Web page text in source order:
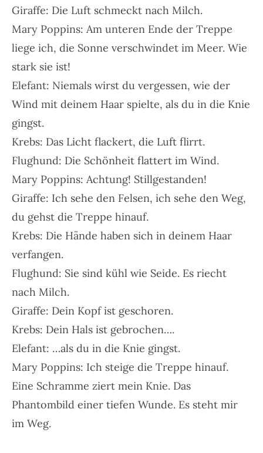
Giraffe: Die Luft schmeckt nach Milch.
Mary Poppins: Am unteren Ende der Treppe
liege ich, die Sonne verschwindet im Meer. Wie
stark sie ist!
Elefant: Niemals wirst du vergessen, wie der
Wind mit deinem Haar spielte, als du in die Knie
gingst.
Krebs: Das Licht flackert, die Luft flirrt.
Flughund: Die Schönheit flattert im Wind.
Mary Poppins: Achtung! Stillgestanden!
Giraffe: Ich sehe den Felsen, ich sehe den Weg,
du gehst die Treppe hinauf.
Krebs: Die Hände haben sich in deinem Haar
verfangen.
Flughund: Sie sind kühl wie Seide. Es riecht
nach Milch.
Giraffe: Dein Kopf ist geschoren.
Krebs: Dein Hals ist gebrochen….
Elefant: …als du in die Knie gingst.
Mary Poppins: Ich steige die Treppe hinauf.
Eine Schramme ziert mein Knie. Das
Phantombild einer tiefen Wunde. Es steht mir
im Weg.